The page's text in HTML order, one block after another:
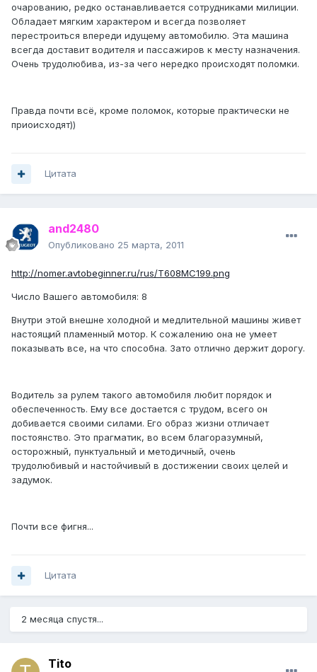
очарованию, редко останавливается сотрудниками милиции.
Обладает мягким характером и всегда позволяет
перестроиться впереди идущему автомобилю. Эта машина
всегда доставит водителя и пассажиров к месту назначения.
Очень трудолюбива, из-за чего нередко происходят поломки.
Правда почти всё, кроме поломок, которые практически не
приоисходят))
Цитата
and2480
Опубликовано 25 марта, 2011
http://nomer.avtobeginner.ru/rus/T608MC199.png
Число Вашего автомобиля: 8
Внутри этой внешне холодной и медлительной машины живет
настоящий пламенный мотор. К сожалению она не умеет
показывать все, на что способна. Зато отлично держит дорогу.
Водитель за рулем такого автомобиля любит порядок и
обеспеченность. Ему все достается с трудом, всего он
добивается своими силами. Его образ жизни отличает
постоянство. Это прагматик, во всем благоразумный,
осторожный, пунктуальный и методичный, очень
трудолюбивый и настойчивый в достижении своих целей и
задумок.
Почти все фигня...
Цитата
2 месяца спустя...
Tito